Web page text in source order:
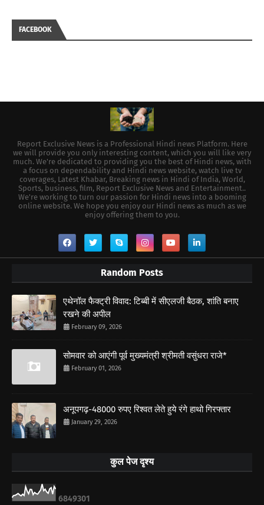
FACEBOOK
Report Exclusive News is a Professional Hindi news Platform. Here
we will provide you only interesting content, which you will like very
much. We're dedicated to providing you the best of Hindi news, with
a focus on dependability and Hindi news website, watch live tv
coverages, Latest Khabar, Breaking news in Hindi of India, World,
Sports, business, film, Report Exclusive News and Entertainment..
We're working to turn our passion for Hindi news into a booming
online website. We hope you enjoy our Hindi news as much as we
enjoy offering them to you.
Random Posts
एथेनॉल फैक्ट्री विवाद: टिब्बी में सीएलजी बैठक, शांति बनाए
रखने की अपील
February 09, 2026
सोमवार को आएंगी पूर्व मुख्यमंत्री श्रीमती वसुंधरा राजे*
February 01, 2026
अनूपगढ़-48000 रुपए रिश्वत लेते हुये रंगे हाथो गिरफ्तार
January 29, 2026
कुल पेज दृश्य
6849301